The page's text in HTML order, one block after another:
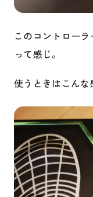
このコントロー
って感じ。
使うときはこんな